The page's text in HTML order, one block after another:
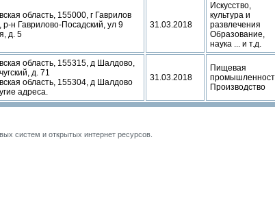
область, 155000, г Гаврилов
р-н Гаврилово-Посадский, ул 9
д. 5
31.03.2018
Искусство,
культура и
развлечения
Образование,
наука ... и т.д.
область, 155315, д Шалдово,
д. 71
область, 155304, д Шалдово
адреса.
31.03.2018
Пищевая
Производство
систем и открытых интернет ресурсов.